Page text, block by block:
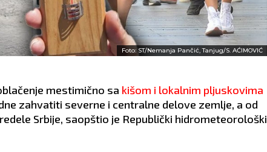
Foto: ST/Nemanja Pančić, Tanjug/S. AĆIMOVIĆ
mestimično sa kišom i lokalnim pljuskovima
zahvatiti severne i centralne delove zemlje, a od
Srbije, saopštio je Republički hidrometeorološki